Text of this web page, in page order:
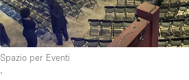
Spazio per Eventi
∙